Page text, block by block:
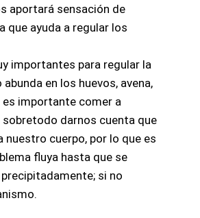
aportará sensación de
que ayuda a regular los
importantes para regular la
en los huevos, avena,
es importante comer a
darnos cuenta que
nuestro cuerpo, por lo que es
fluya hasta que se
si no